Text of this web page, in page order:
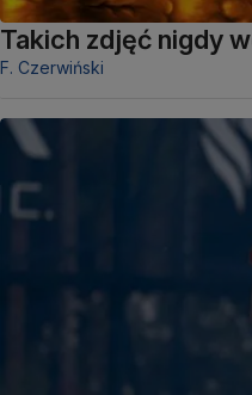
Takich zdjęć nigdy
F. Czerwiński